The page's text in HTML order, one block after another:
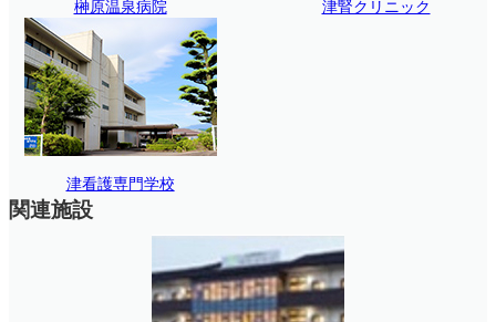
榊原温泉病院 津腎クリニック
津看護専門学校
関連施設